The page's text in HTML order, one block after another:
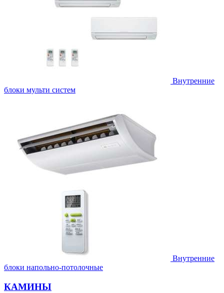
Внутренние
блоки мульти систем
Внутренние
блоки напольно-потолочные
КАМИНЫ